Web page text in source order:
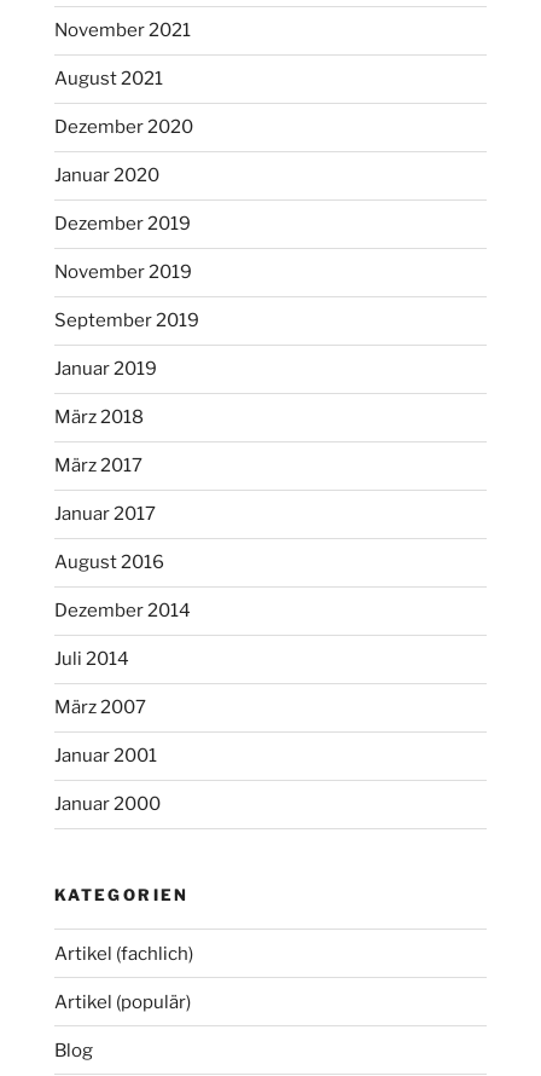
November 2021
August 2021
Dezember 2020
Januar 2020
Dezember 2019
November 2019
September 2019
Januar 2019
März 2018
März 2017
Januar 2017
August 2016
Dezember 2014
Juli 2014
März 2007
Januar 2001
Januar 2000
KATEGORIEN
Artikel (fachlich)
Artikel (populär)
Blog